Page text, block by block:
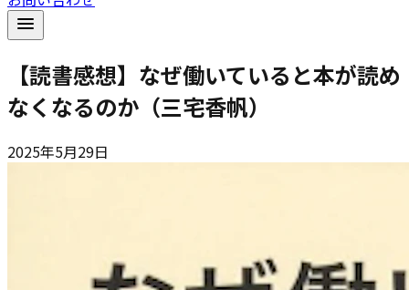
【読書感想】なぜ働いていると本が読め
なくなるのか（三宅香帆）
2025年5月29日